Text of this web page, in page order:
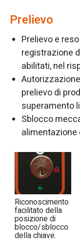
Prelievo
Prelievo e
registrazione
abilitati, nel
prelievo di
superamento
Sblocco
alimentazione
Riconoscimento
facilitato della
posizione di
blocco/sblocco
della chiave.